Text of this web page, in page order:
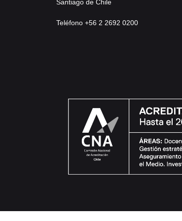
Santiago de Chile
Teléfono +56 2 2692 0200